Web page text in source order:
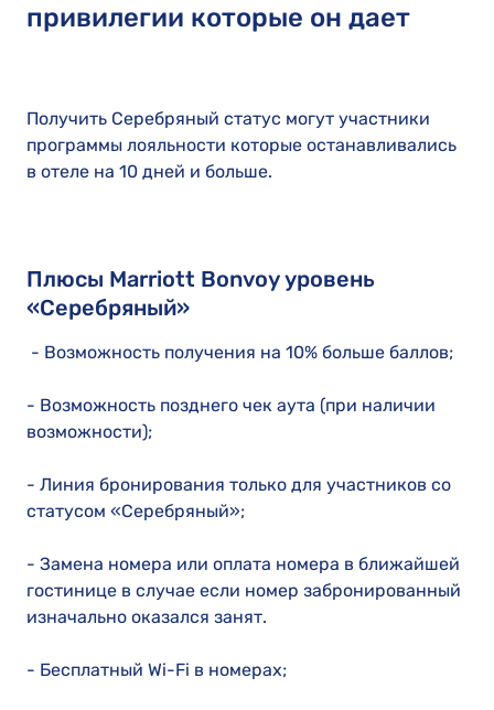
привилегии которые он дает
Получить Серебряный статус могут участники
программы лояльности которые останавливались
в отеле на 10 дней и больше.
Плюсы Marriott Bonvoy уровень
«Серебряный»
- Возможность получения на 10% больше баллов;
- Возможность позднего чек аута (при наличии
возможности);
- Линия бронирования только для участников со
статусом «Серебряный»;
- Замена номера или оплата номера в ближайшей
гостинице в случае если номер забронированный
изначально оказался занят.
- Бесплатный Wi-Fi в номерах;